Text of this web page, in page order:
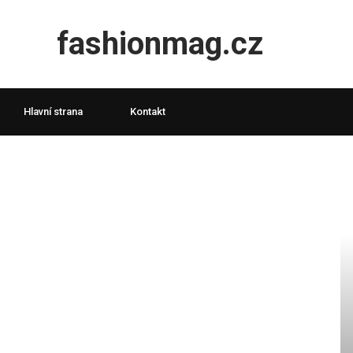
fashionmag.cz
Hlavní strana Kontakt